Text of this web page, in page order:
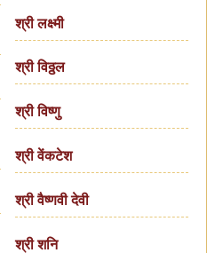
श्री लक्ष्मी
श्री विठ्ठल
श्री विष्णु
श्री वेंकटेश
श्री वैष्णवी देवी
श्री शनि